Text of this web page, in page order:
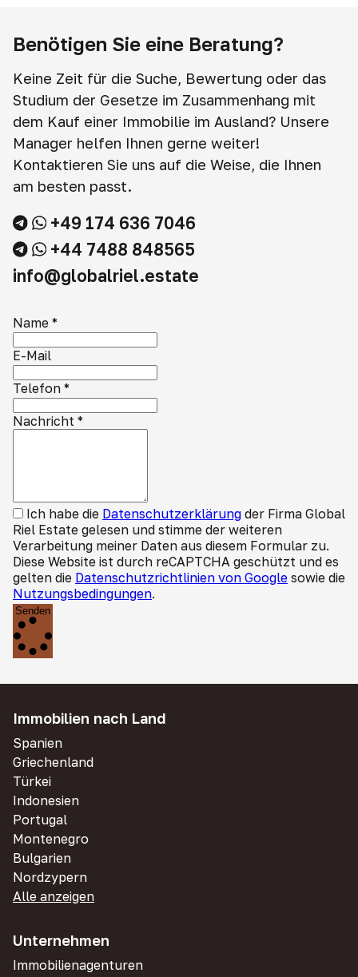
Benötigen Sie eine Beratung?
Keine Zeit für die Suche, Bewertung oder das
Studium der Gesetze im Zusammenhang mit
dem Kauf einer Immobilie im Ausland? Unsere
Manager helfen Ihnen gerne weiter!
Kontaktieren Sie uns auf die Weise, die Ihnen
am besten passt.
+49 174 636 7046
+44 7488 848565
info@globalriel.estate
Name *
E-Mail
Telefon *
Nachricht *
Ich habe die Datenschutzerklärung der Firma Global
Riel Estate gelesen und stimme der weiteren
Verarbeitung meiner Daten aus diesem Formular zu.
Diese Website ist durch reCAPTCHA geschützt und es
gelten die Datenschutzrichtlinien von Google sowie die
Nutzungsbedingungen.
Senden
Immobilien nach Land
Spanien
Griechenland
Türkei
Indonesien
Portugal
Montenegro
Bulgarien
Nordzypern
Alle anzeigen
Unternehmen
Immobilienagenturen